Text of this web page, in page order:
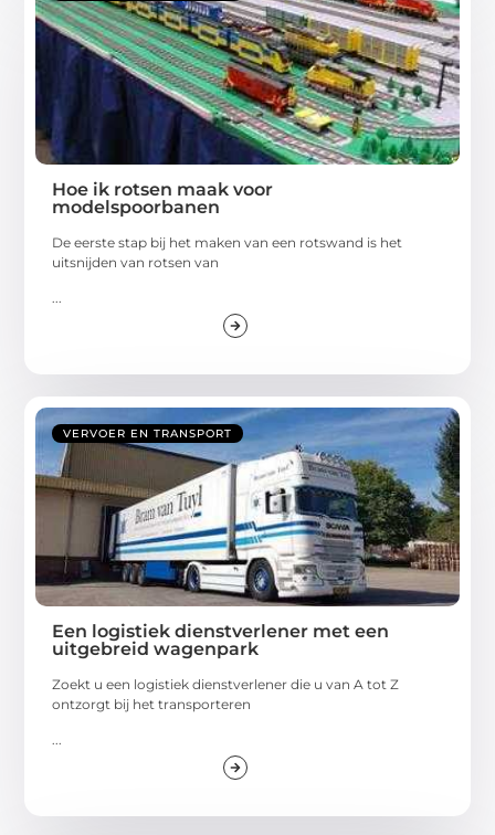
Hoe ik rotsen maak voor
modelspoorbanen
De eerste stap bij het maken van een rotswand is het
uitsnijden van rotsen van
...
VERVOER EN TRANSPORT
Een logistiek dienstverlener met een
uitgebreid wagenpark
Zoekt u een logistiek dienstverlener die u van A tot Z
ontzorgt bij het transporteren
...